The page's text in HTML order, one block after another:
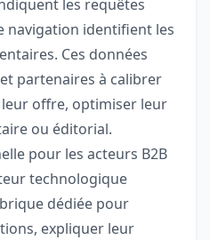
les requêtes
navigation identifient les
Ces données
partenaires à calibrer
offre, optimiser leur
ou éditorial.
pour les acteurs B2B
technologique
dédiée pour
expliquer leur